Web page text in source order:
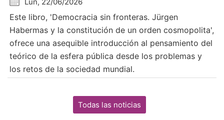
Este libro, 'Democracia sin fronteras. Jürgen
Habermas y la constitución de un orden cosmopolita',
ofrece una asequible introducción al pensamiento del
teórico de la esfera pública desde los problemas y
los retos de la sociedad mundial.
Todas las noticias